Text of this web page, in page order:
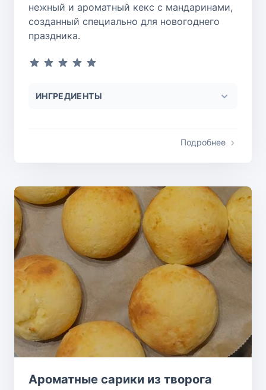
нежный и ароматный кекс с мандаринами,
созданный специально для новогоднего
праздника.
ИНГРЕДИЕНТЫ
Подробнее
Ароматные сарики из творога